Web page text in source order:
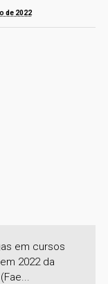
de 2022
em cursos
2022 da